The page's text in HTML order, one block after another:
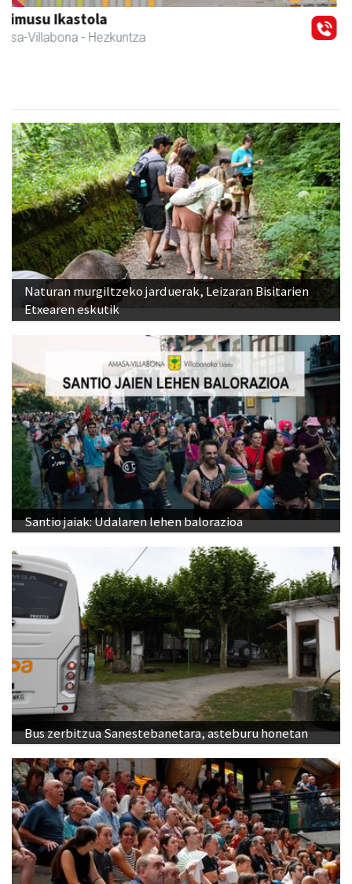
Amasa-Villabonako Udala
Amasa-Villabona - Udaletxeak
Naturan murgiltzeko jarduerak, Leizaran Bisitarien
Etxearen eskutik
Santio jaiak: Udalaren lehen balorazioa
Bus zerbitzua Sanestebanetara, asteburu honetan